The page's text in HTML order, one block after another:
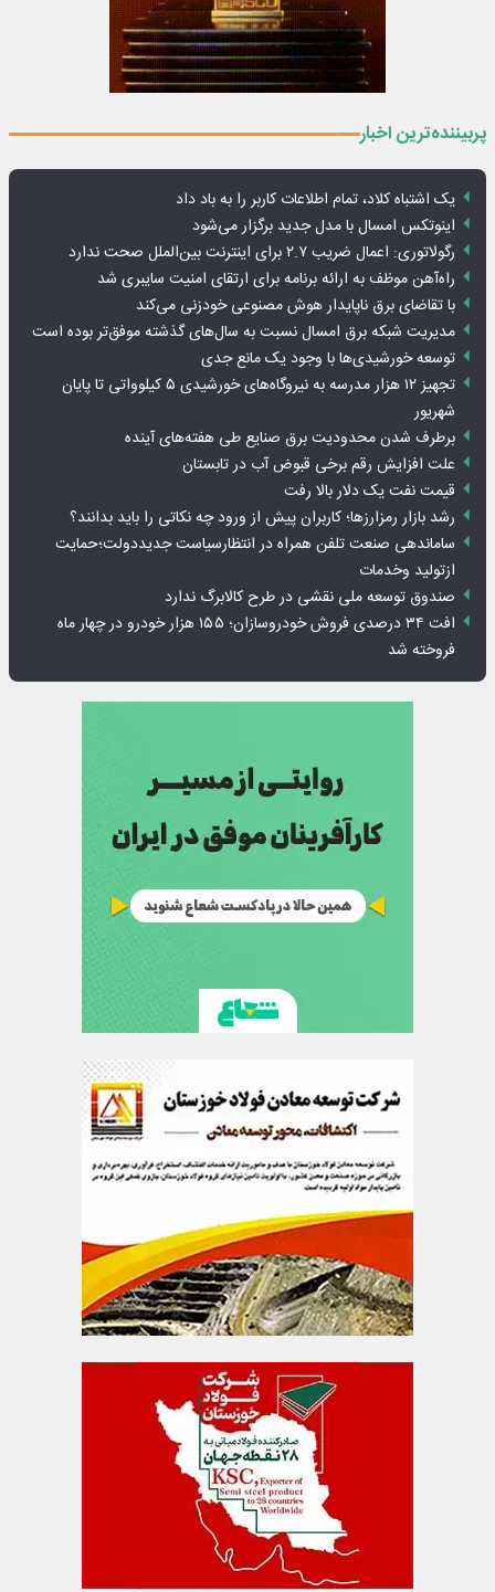
پربیننده‌ترین اخبار
یک اشتباه کلاد، تمام اطلاعات کاربر را به باد داد
اینوتکس امسال با مدل جدید برگزار می‌شود
رگولاتوری: اعمال ضریب ۲.۷ برای اینترنت بین‌الملل صحت ندارد
راه‌آهن موظف به ارائه برنامه برای ارتقای امنیت سایبری شد
با تقاضای برق ناپایدار هوش مصنوعی خودزنی می‌کند
مدیریت شبکه برق امسال نسبت به سال‌های گذشته موفق‌تر بوده است
توسعه خورشیدی‌ها با وجود یک مانع جدی
تجهیز ۱۲ هزار مدرسه به نیروگاه‌های خورشیدی ۵ کیلوواتی تا پایان
شهریور
برطرف شدن محدودیت‌ برق صنایع طی هفته‌های آینده
علت افزایش رقم برخی قبوض آب در تابستان
قیمت نفت یک دلار بالا رفت
رشد بازار رمزارزها؛ کاربران پیش از ورود چه نکاتی را باید بدانند؟
ساماندهی صنعت تلفن همراه در انتظارسیاست جدیددولت؛حمایت
ازتولید وخدمات
صندوق توسعه ملی نقشی در طرح کالابرگ ندارد
افت ۳۴ درصدی فروش خودروسازان؛ ۱۵۵ هزار خودرو در چهار ماه
فروخته شد